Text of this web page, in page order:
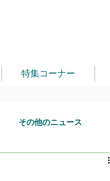
特集コーナー
その他のニュース